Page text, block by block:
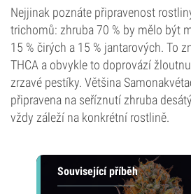
Nejjinak poznáte připravenost
trichomů: zhruba 70 % by mělo být
15 % čirých a 15 % jantarových. To
THCA a obvykle to doprovází
zrzavé pestíky. Většina
připravena na seříznutí zhruba
vždy záleží na konkrétní rostlině.
Související příběh